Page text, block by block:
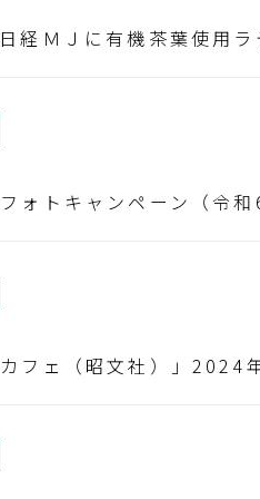
経ＭＪに有機茶葉使用
フォトキャンペーン（令
カフェ（昭文社）」